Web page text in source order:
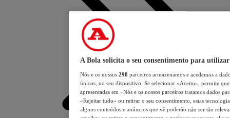
A Bola solicita o seu consentimento para utilizar
Nós e os nossos 298 parceiros armazenamos e acedemos a
únicos, no seu dispositivo. Se selecionar «Aceito», permite
apresentadas em «Nós e os nossos parceiros tratamos dados
«Rejeitar tudo» ou retirar o seu consentimento, estas
alguns conteúdos e anúncios que vê poderão não ser tão